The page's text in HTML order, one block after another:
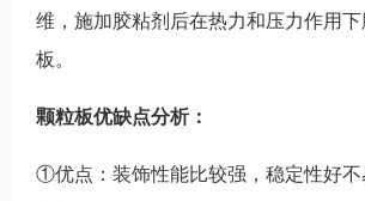
维，施加胶粘剂后在热力和压力作用
板。
颗粒板优缺点分析：
①优点：装饰性能比较强，稳定性好不